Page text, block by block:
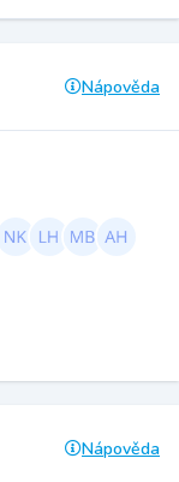
Nápověda
Nápověda